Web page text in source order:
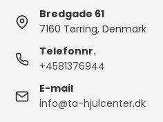
Bredgade 61
7160 Tørring, Denmark
Telefonnr.
+4581376944
E-mail
info@ta-hjulcenter.dk